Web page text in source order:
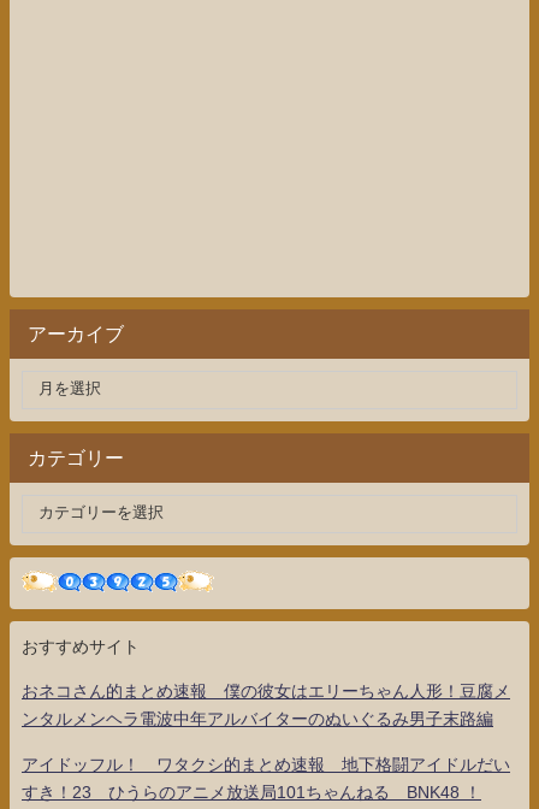
アーカイブ
カテゴリー
おすすめサイト
おネコさん的まとめ速報 僕の彼女はエリーちゃん人形！豆腐メ
ンタルメンヘラ電波中年アルバイターのぬいぐるみ男子末路編
アイドッフル！ ワタクシ的まとめ速報 地下格闘アイドルだい
すき！23 ひうらのアニメ放送局101ちゃんねる BNK48 ！